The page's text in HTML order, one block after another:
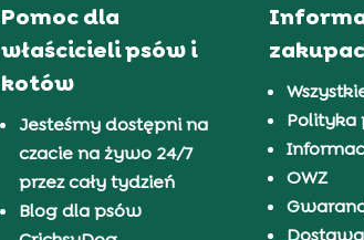
Pomoc dla
właścicieli psów i
kotów
Jesteśmy dostępni na
czacie na żywo 24/7
przez cały tydzień
Blog dla psów
Polityka
OWZ